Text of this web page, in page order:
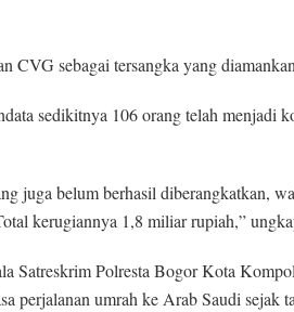
CVG sebagai tersangka yang
sedikitnya 106 orang telah menjadi
juga belum berhasil diberangkatkan,
kerugiannya 1,8 miliar rupiah,”
Satreskrim Polresta Bogor Kota
perjalanan umrah ke Arab Saudi sejak